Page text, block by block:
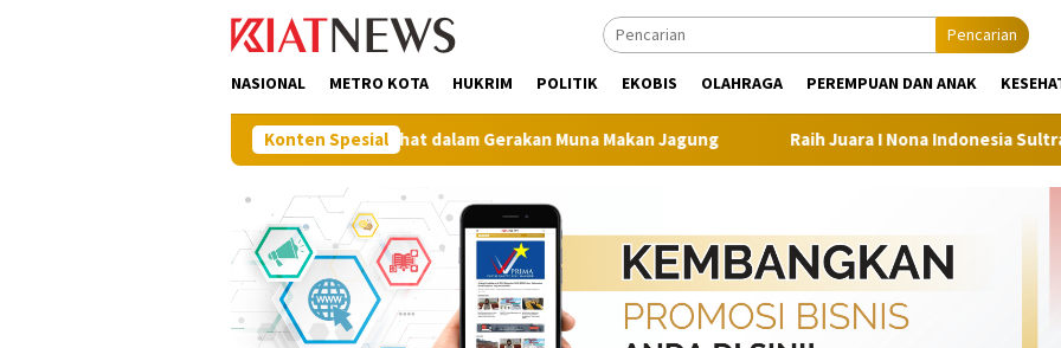
Pencarian
NASIONAL METRO KOTA HUKRIM POLITIK EKOBIS OLAHRAGA PEREMPUAN DAN ANAK
Konten Spesial
Pemkab Muna Gelar Jalan Sehat dalam Gerakan Muna Makan Jagung Raih Juara I Nona Indonesia Sultra 2026,